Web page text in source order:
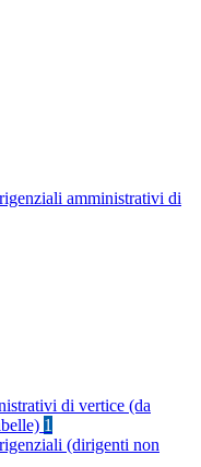
amministrativi di
di vertice (da
1
(dirigenti non